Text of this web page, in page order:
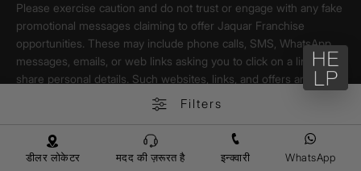
डीलर लोकेटर मदद की ज़रूरत है इन्क्वारी WhatsApp
Filters
Please exercise caution and do not trust or engage with any fake
promotional messages claiming to offer Jaquar Franchise
opportunities. These may include phone calls, SMS, WhatsApp
messages, emails, or web links asking you to click on a link and
share personal details. Such websites, links, and offers are
fraudulent, misleading, and unauthorized. Interacting with these
communications may result in financial loss, identity theft, or
misuse of your personal information.
Jaquar & Company Private Limited does not endorse, authorize,